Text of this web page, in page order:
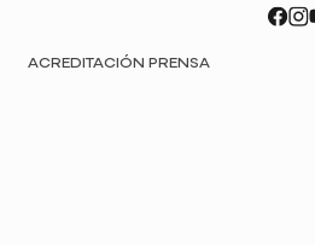
ACREDITACIÓN PRENSA